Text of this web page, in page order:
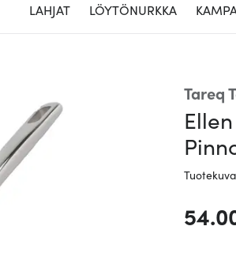
LAHJAT LÖYTÖNURKKA
Tareq